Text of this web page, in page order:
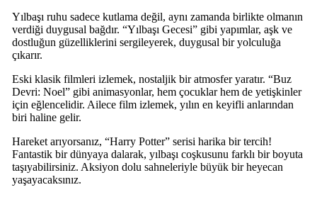
Yılbaşı ruhu sadece kutlama değil, aynı zamanda birlikte olmanın
verdiği duygusal bağdır. “Yılbaşı Gecesi” gibi yapımlar, aşk ve
dostluğun güzelliklerini sergileyerek, duygusal bir yolculuğa
çıkarır.
Eski klasik filmleri izlemek, nostaljik bir atmosfer yaratır. “Buz
Devri: Noel” gibi animasyonlar, hem çocuklar hem de yetişkinler
için eğlencelidir. Ailece film izlemek, yılın en keyifli anlarından
biri haline gelir.
Hareket arıyorsanız, “Harry Potter” serisi harika bir tercih!
Fantastik bir dünyaya dalarak, yılbaşı coşkusunu farklı bir boyuta
taşıyabilirsiniz. Aksiyon dolu sahneleriyle büyük bir heyecan
yaşayacaksınız.